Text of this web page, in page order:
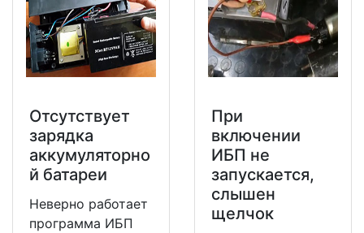
Отсутствует
зарядка
аккумуляторно
й батареи
Неверно работает
программа ИБП
При
включении
ИБП не
запускается,
слышен
щелчок